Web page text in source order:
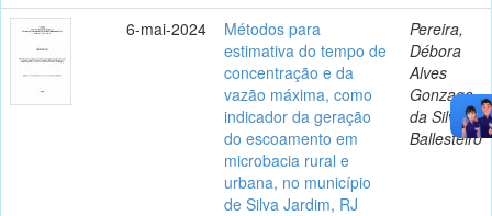
6-mai-2024
Métodos para
estimativa do tempo de
concentração e da
vazão máxima, como
indicador da geração
do escoamento em
microbacia rural e
urbana, no município
de Silva Jardim, RJ
Pereira,
Débora
Alves
Gonzaga
da Silva
Ballesteiro